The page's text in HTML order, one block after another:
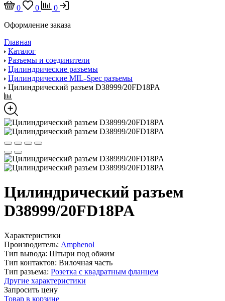
0
0
0
Оформление заказа
Главная
Каталог
Разъемы и соединители
Цилиндрические разъемы
Цилиндрические MIL-Spec разъемы
Цилиндрический разъем D38999/20FD18PA
Цилиндрический разъем
D38999/20FD18PA
Характеристики
Производитель: Amphenol
Тип вывода: Штыри под обжим
Тип контактов: Вилочная часть
Тип разъема: Розетка с квадратным фланцем
Другие характеристики
Запросить цену
Товар в корзине